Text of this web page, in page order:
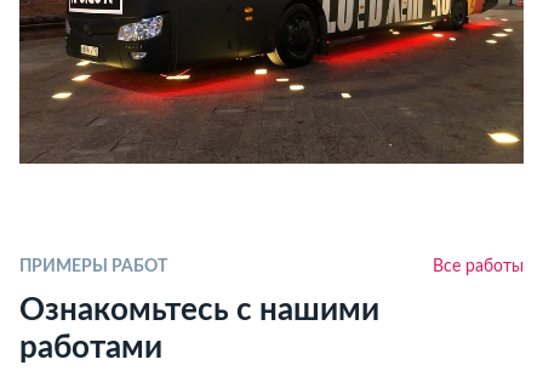
ПРИМЕРЫ РАБОТ Все работы
Ознакомьтесь с нашими
работами